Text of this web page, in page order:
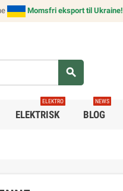
Momsfri eksport til Ukraine!
search
ELEKTRISK
ELEKTRO
BLOG
NEWS